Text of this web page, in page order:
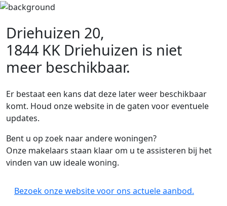
Driehuizen 20,
1844 KK Driehuizen is niet
meer beschikbaar.
Er bestaat een kans dat deze later weer beschikbaar
komt. Houd onze website in de gaten voor eventuele
updates.
Bent u op zoek naar andere woningen?
Onze makelaars staan klaar om u te assisteren bij het
vinden van uw ideale woning.
Bezoek onze website voor ons actuele aanbod.